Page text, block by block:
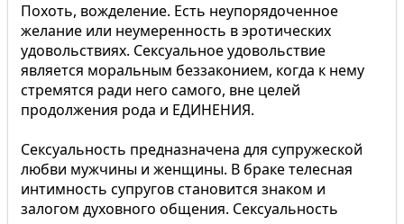
Похоть, вожделение. Есть неупорядоченное
желание или неумеренность в эротических
удовольствиях. Сексуальное удовольствие
является моральным беззаконием, когда к нему
стремятся ради него самого, вне целей
продолжения рода и ЕДИНЕНИЯ.
Сексуальность предназначена для супружеской
любви мужчины и женщины. В браке телесная
интимность супругов становится знаком и
залогом духовного общения. Сексуальность